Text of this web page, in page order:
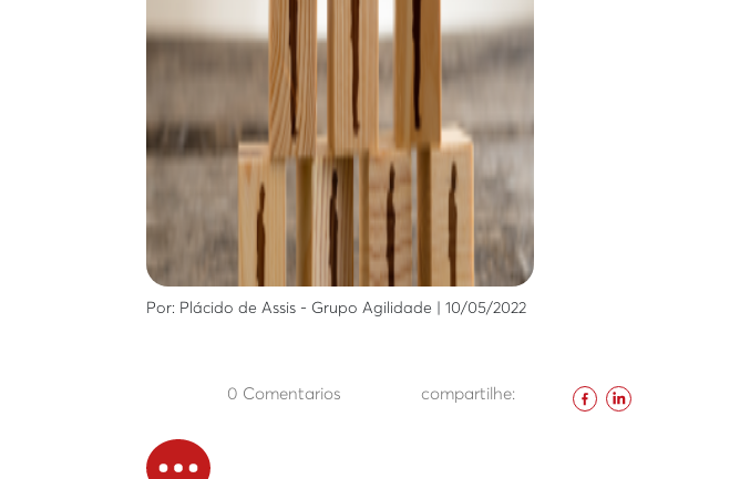
Por: Plácido de Assis - Grupo Agilidade | 10/05/2022
0 Comentarios compartilhe: